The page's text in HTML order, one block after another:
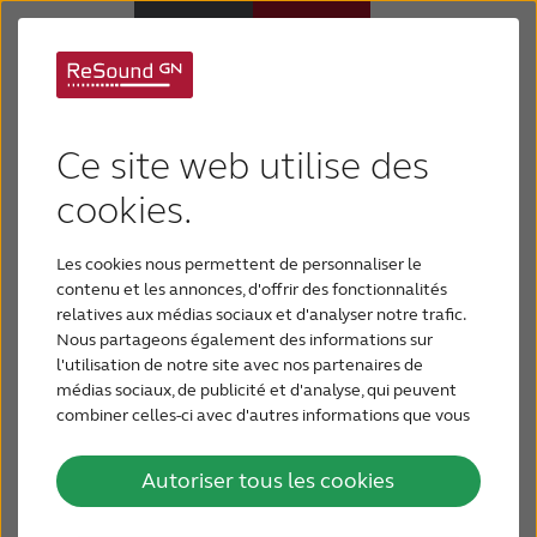
Ce site web utilise des
cookies.
Les cookies nous permettent de personnaliser le
contenu et les annonces, d'offrir des fonctionnalités
relatives aux médias sociaux et d'analyser notre trafic.
Nous partageons également des informations sur
l'utilisation de notre site avec nos partenaires de
médias sociaux, de publicité et d'analyse, qui peuvent
combiner celles-ci avec d'autres informations que vous
utilisation de leurs services.
Autoriser tous les cookies
Appareils auditifs
Perte auditive
Support & Assistance
BLOG
POUR LES PROFESSIONNELS
Support pour le
ReSound LiNX
Quattro